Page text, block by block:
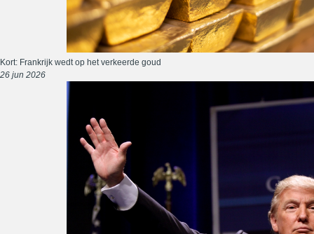
Kort: Frankrijk wedt op het verkeerde goud
26 jun 2026